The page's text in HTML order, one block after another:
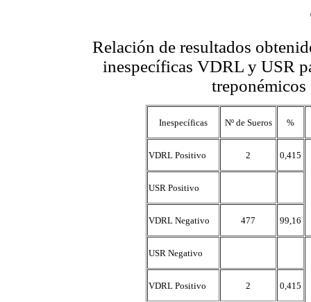
Relación de resultados
inespecíficas VDRL y USR
treponémicos
Inespecíficas Nº de Sueros %
VDRL Positivo 2 0,415
USR Positivo
VDRL Negativo 477 99,16
USR Negativo
VDRL Positivo 2 0,415